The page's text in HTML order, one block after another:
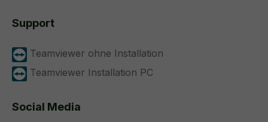
Support
Teamviewer ohne Installation
Teamviewer Installation PC
Social Media